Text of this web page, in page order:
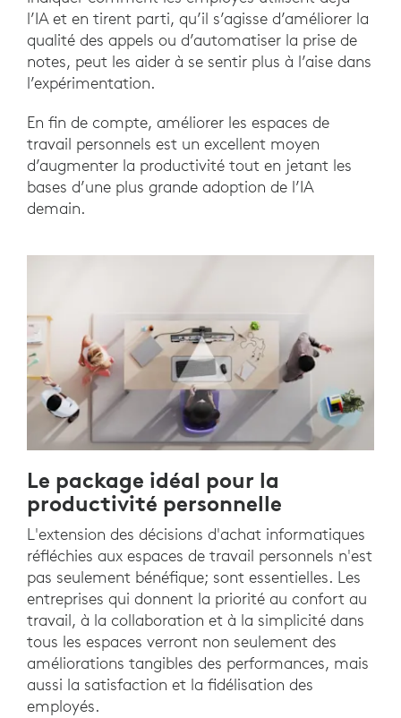
l’IA et en tirent parti, qu’il s’agisse d’améliorer la
qualité des appels ou d’automatiser la prise de
notes, peut les aider à se sentir plus à l’aise dans
l’expérimentation.
En fin de compte, améliorer les espaces de
travail personnels est un excellent moyen
d’augmenter la productivité tout en jetant les
bases d’une plus grande adoption de l’IA
demain.
Le package idéal pour la
productivité personnelle
L'extension des décisions d'achat informatiques
réfléchies aux espaces de travail personnels n'est
pas seulement bénéfique; sont essentielles. Les
entreprises qui donnent la priorité au confort au
travail, à la collaboration et à la simplicité dans
tous les espaces verront non seulement des
améliorations tangibles des performances, mais
aussi la satisfaction et la fidélisation des
employés.